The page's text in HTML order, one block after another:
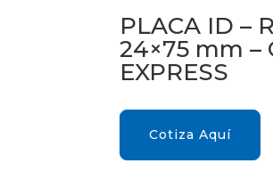
PLACA ID –
24×75 mm –
EXPRESS
Cotiza Aquí